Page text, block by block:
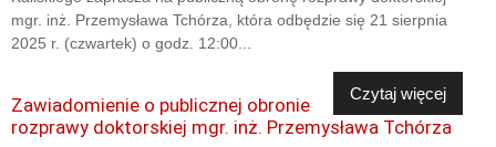
mgr. inż. Przemysława Tchórza, która odbędzie się 21 sierpnia
2025 r. (czwartek) o godz. 12:00...
Czytaj więcej
Zawiadomienie o publicznej obronie
rozprawy doktorskiej mgr. inż. Przemysława Tchórza